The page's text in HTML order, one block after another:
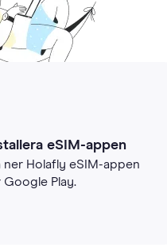
eSIM-appen
Holafly eSIM-appen
Play.